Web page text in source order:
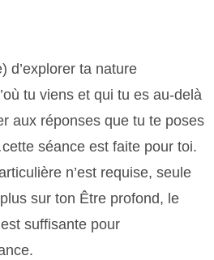
d’explorer ta nature
tu viens et qui tu es au-delà
aux réponses que tu te poses
séance est faite pour toi.
n’est requise, seule
plus sur ton Être profond, le
suffisante pour